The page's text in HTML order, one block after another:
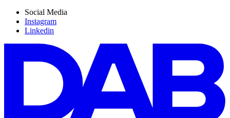
Social Media
Instagram
Linkedin